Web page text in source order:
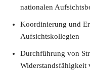
nationalen
Koordinierung und
Aufsichtskollegien
Durchführung von
Widerstandsfähigkeit